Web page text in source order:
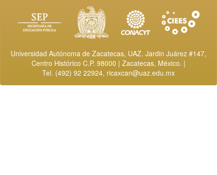
Universidad Autónoma de Zacatecas, UAZ. Jardin Juárez #147,
Centro Histórico C.P. 98000 | Zacatecas, México. |
Tel. (492) 92 22924, ricaxcan@uaz.edu.mx